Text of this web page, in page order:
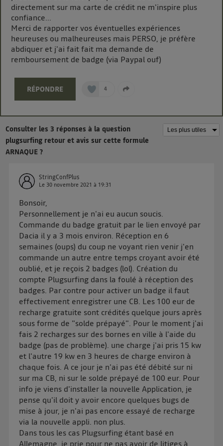
directement sur ma carte de crédit ne m'inspire plus
confiance...
Merci de rapporter vos éventuelles expériences
heureuses ou malheureuses mais PERSO, je préfère
abdiquer et j'ai fait fait ma demande de
remboursement de badge (via Paypal ouf)
RÉPONDRE 4
Consulter les 3 réponses à la question
plugsurfing retour et avis sur cette formule
ARNAQUE ?
StringConfPlus
Le30 novembre 2021 à 19:31
Bonsoir,
Personnellement je n'ai eu aucun soucis.
Commande du badge gratuit par le lien envoyé par
Dacia il y a 3 mois environ. Réception en 6
semaines (oups) du coup ne voyant rien venir j'en
commande un autre entre temps croyant avoir été
oublié, et je reçois 2 badges (lol). Création du
compte Plugsurfing dans la foulé à réception des
badges. Par contre pour activer un badge il faut
effectivement enregistrer une CB. Les 100 eur de
recharge gratuite sont crédités quelque jours après
sous forme de "solde prépayé". Pour le moment j'ai
fais 2 recharges sur des bornes en ville à l'aide du
badge (pas de problème). une charge j'ai pris 15 kw
et l'autre 19 kw en 3 heures de charge environ à
chaque fois. A ce jour je n'ai pas été débité sur ni
sur ma CB, ni sur le solde prépayé de 100 eur. Pour
info je viens d'installer la nouvelle Application, je
pense qu'il doit y avoir encore quelques bugs de
mise à jour, je n'ai pas encore essayé de recharge
via la nouvelle appli. non plus.
Dans tous les cas Plugsurfing étant basé en
Allemagne, je prie pour ne pas avoir de litiges à
même identifiant. En général :
(ex : Wi-Fi), la personnalisation sera basée
sur la navigation des membres du foyer ayant consentis.
Pour uneconnexion mobile, la personnalisation sera basée
uniquement sur la navigation de l'utilisateur du mobile.
Vous pouvez à tout moment retirer ce consentement
surle portail d’Utiq("
") ou via la page
« gérer Utiq » en bas de ce site. Pour plus
d'informations, veuillez consulter
d'information sur les données personnelles